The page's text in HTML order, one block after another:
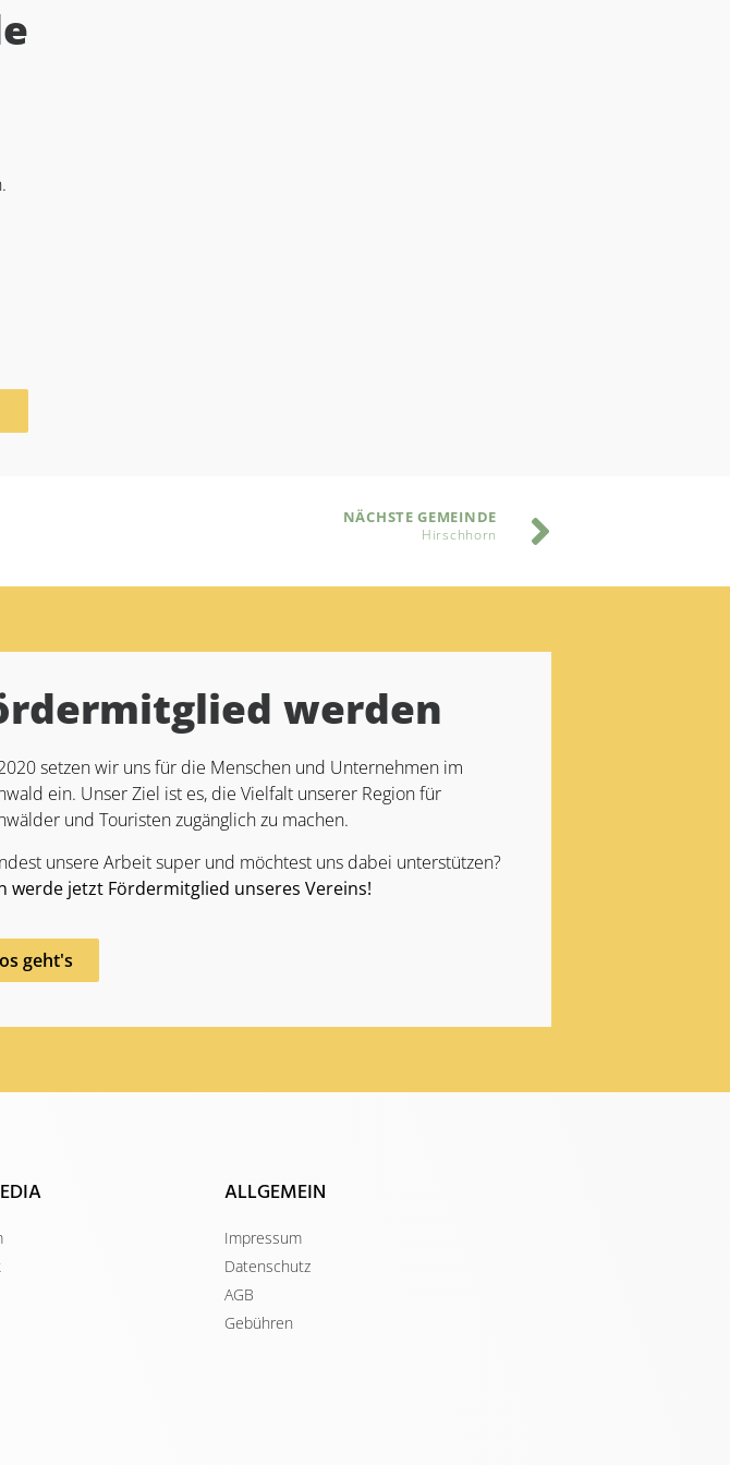
NÄCHSTE GEMEINDE
Hirschhorn
werden
setzen wir uns für die Menschen und Unternehmen im
ein. Unser Ziel ist es, die Vielfalt unserer Region für
und Touristen zugänglich zu machen.
unsere Arbeit super und möchtest uns dabei unterstützen?
werde jetzt Fördermitglied unseres Vereins!
geht's
ALLGEMEIN
Impressum
Datenschutz
AGB
Gebühren